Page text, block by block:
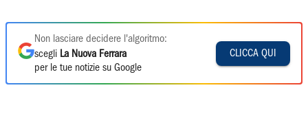
Non lasciare decidere l'algoritmo:
scegli La Nuova Ferrara
per le tue notizie su Google
CLICCA QUI